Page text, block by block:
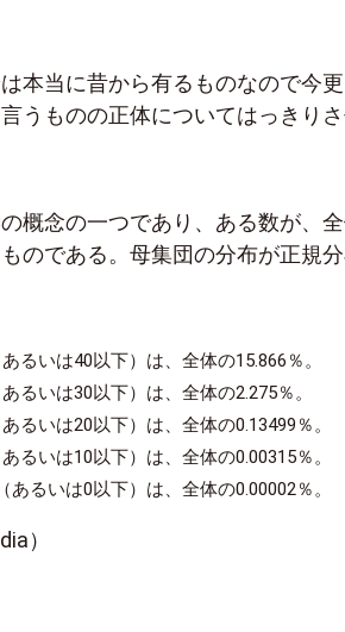
本当に昔から有るものなので今
うものの正体についてはっきりさ
概念の一つであり、ある数が、
のである。母集団の分布が正規
るいは40以下）は、全体の15.866％。
るいは30以下）は、全体の2.275％。
るいは20以下）は、全体の0.13499％。
るいは10以下）は、全体の0.00315％。
あるいは0以下）は、全体の0.00002％。
）